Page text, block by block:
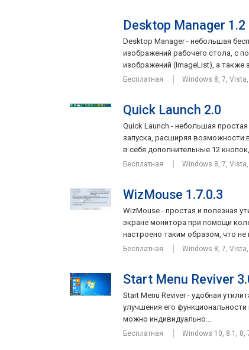
Desktop Manager 1.2
Desktop Manager - небольшая
изображений рабочего стола, с
изображений (ImageList), а также
Бесплатная Windows 8, 7, Vista,
Quick Launch 2.0
Quick Launch - небольшая
запуска, расширяя возможности
в себя дополнительные 12
Бесплатная Windows 8, 7, Vista,
WizMouse 1.7.0.3
WizMouse - простая и полезная
экране монитора при помощи
настроено таким образом, что
Бесплатная Windows 8, 7, Vista,
Start Menu Reviver
Start Menu Reviver - удобная
улучшения его
можно индивидуально...
Бесплатная Windows 10, 8.1, 8,